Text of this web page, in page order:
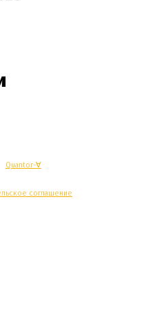
Quantor-∀
соглашение